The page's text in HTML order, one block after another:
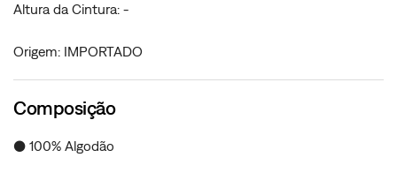
Altura da Cintura: -
Origem: IMPORTADO
Composição
● 100% Algodão